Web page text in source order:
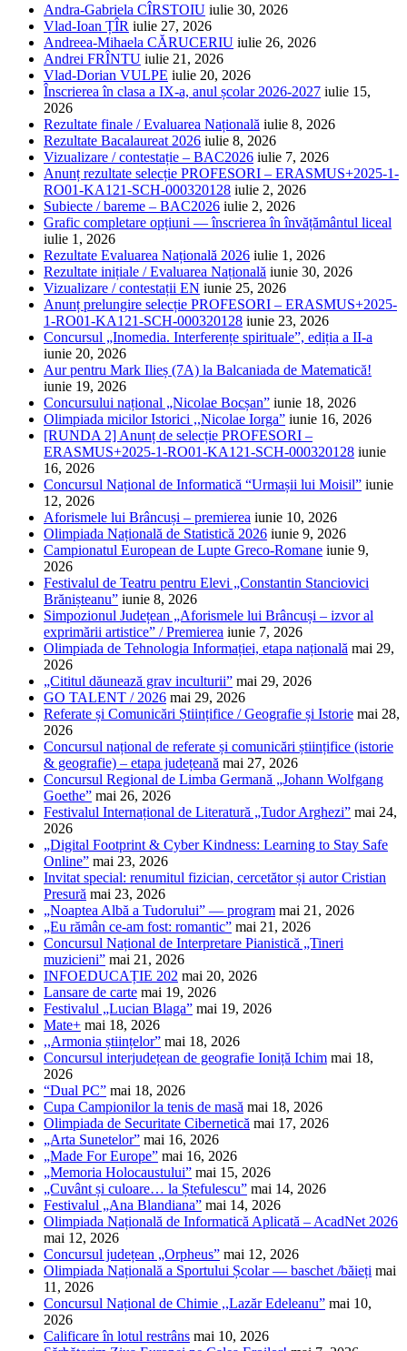
Andra-Gabriela CÎRSTOIU iulie 30, 2026
Vlad-Ioan ȚÎR iulie 27, 2026
Andreea-Mihaela CĂRUCERIU iulie 26, 2026
Andrei FRÎNTU iulie 21, 2026
Vlad-Dorian VULPE iulie 20, 2026
Înscrierea în clasa a IX-a, anul școlar 2026-2027 iulie 15,
2026
Rezultate finale / Evaluarea Națională iulie 8, 2026
Rezultate Bacalaureat 2026 iulie 8, 2026
Vizualizare / contestație – BAC2026 iulie 7, 2026
Anunț rezultate selecție PROFESORI – ERASMUS+2025-1-
RO01-KA121-SCH-000320128 iulie 2, 2026
Subiecte / bareme – BAC2026 iulie 2, 2026
Grafic completare opțiuni — înscrierea în învățământul liceal
iulie 1, 2026
Rezultate Evaluarea Națională 2026 iulie 1, 2026
Rezultate inițiale / Evaluarea Națională iunie 30, 2026
Vizualizare / contestații EN iunie 25, 2026
Anunț prelungire selecție PROFESORI – ERASMUS+2025-
1-RO01-KA121-SCH-000320128 iunie 23, 2026
Concursul „Inomedia. Interferențe spirituale”, ediția a II-a
iunie 20, 2026
Aur pentru Mark Ilieș (7A) la Balcaniada de Matematică!
iunie 19, 2026
Concursului național „Nicolae Bocșan” iunie 18, 2026
Olimpiada micilor Istorici ,,Nicolae Iorga” iunie 16, 2026
[RUNDA 2] Anunț de selecție PROFESORI –
ERASMUS+2025-1-RO01-KA121-SCH-000320128 iunie
16, 2026
Concursul Național de Informatică “Urmașii lui Moisil” iunie
12, 2026
Aforismele lui Brâncuși – premierea iunie 10, 2026
Olimpiada Națională de Statistică 2026 iunie 9, 2026
Campionatul European de Lupte Greco-Romane iunie 9,
2026
Festivalul de Teatru pentru Elevi „Constantin Stanciovici
Brănișteanu” iunie 8, 2026
Simpozionul Județean „Aforismele lui Brâncuși – izvor al
exprimării artistice” / Premierea iunie 7, 2026
Olimpiada de Tehnologia Informației, etapa națională mai 29,
2026
„Cititul dăunează grav inculturii” mai 29, 2026
GO TALENT / 2026 mai 29, 2026
Referate și Comunicări Științifice / Geografie și Istorie mai 28,
2026
Concursul național de referate și comunicări științifice (istorie
& geografie) – etapa județeană mai 27, 2026
Concursul Regional de Limba Germană „Johann Wolfgang
Goethe” mai 26, 2026
Festivalul Internațional de Literatură „Tudor Arghezi” mai 24,
2026
„Digital Footprint & Cyber Kindness: Learning to Stay Safe
Online” mai 23, 2026
Invitat special: renumitul fizician, cercetător și autor Cristian
Presură mai 23, 2026
„Noaptea Albă a Tudorului” — program mai 21, 2026
„Eu rămân ce-am fost: romantic” mai 21, 2026
Concursul Național de Interpretare Pianistică „Tineri
muzicieni” mai 21, 2026
INFOEDUCAȚIE 202 mai 20, 2026
Lansare de carte mai 19, 2026
Festivalul „Lucian Blaga” mai 19, 2026
Mate+ mai 18, 2026
,,Armonia științelor” mai 18, 2026
Concursul interjudețean de geografie Ioniță Ichim mai 18,
2026
“Dual PC” mai 18, 2026
Cupa Campionilor la tenis de masă mai 18, 2026
Olimpiada de Securitate Cibernetică mai 17, 2026
„Arta Sunetelor” mai 16, 2026
„Made For Europe” mai 16, 2026
„Memoria Holocaustului” mai 15, 2026
„Cuvânt și culoare… la Ștefulescu” mai 14, 2026
Festivalul „Ana Blandiana” mai 14, 2026
Olimpiada Națională de Informatică Aplicată – AcadNet 2026
mai 12, 2026
Concursul județean „Orpheus” mai 12, 2026
Olimpiada Națională a Sportului Școlar — baschet /băieți mai
11, 2026
Concursul Național de Chimie ,,Lazăr Edeleanu” mai 10,
2026
Calificare în lotul restrâns mai 10, 2026